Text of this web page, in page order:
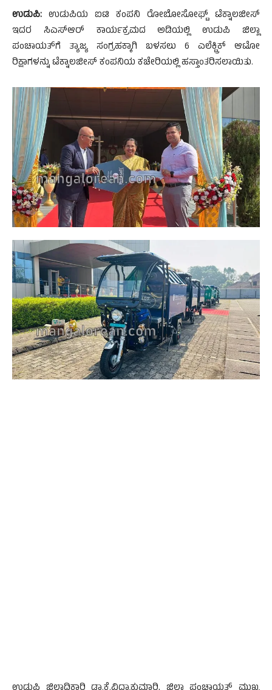
ಉಡುಪಿ: ಉಡುಪಿಯ ಐಟಿ ಕಂಪನಿ ರೋಬೋಸೋಫ್ಟ್ ಟೆಕ್ನಾಲಜೀಸ್
ಇದರ ಸಿಎಸ್‌ಆರ್ ಕಾರ್ಯಕ್ರಮದ ಅಡಿಯಲ್ಲಿ ಉಡುಪಿ ಜಿಲ್ಲಾ
ಪಂಚಾಯತ್‌ಗೆ ತ್ಯಾಜ್ಯ ಸಂಗ್ರಹಕ್ಕಾಗಿ ಬಳಸಲು 6 ಎಲೆಕ್ಟ್ರಿಕ್ ಆಟೋ
ರಿಕ್ಷಾಗಳನ್ನು ಟೆಕ್ನಾಲಜೀಸ್ ಕಂಪನಿಯ ಕಚೇರಿಯಲ್ಲಿ ಹಸ್ತಾಂತರಿಸಲಾಯಿತು.